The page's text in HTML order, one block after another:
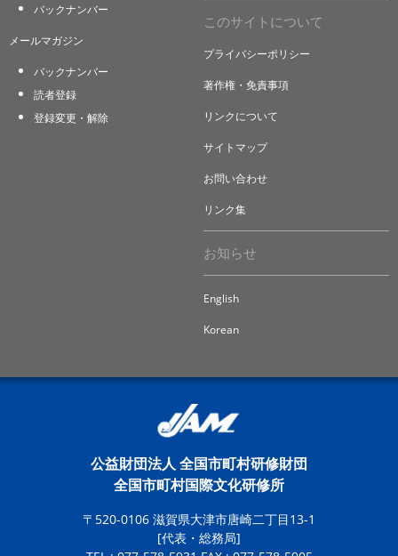
バックナンバー
メールマガジン
バックナンバー
読者登録
登録変更・解除
このサイトについて
プライバシーポリシー
著作権・免責事項
リンクについて
サイトマップ
お問い合わせ
リンク集
お知らせ
English
Korean
公益財団法人 全国市町村研修財団
全国市町村国際文化研修所
〒520-0106 滋賀県大津市唐崎二丁目13-1
[代表・総務局]